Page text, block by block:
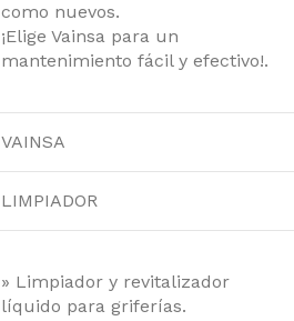
como nuevos.
¡Elige Vainsa para un
mantenimiento fácil y efectivo!.
VAINSA
LIMPIADOR
» Limpiador y revitalizador
líquido para griferías.